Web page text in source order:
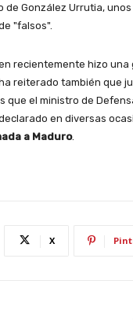
González Urrutia,
"falsos".
recientemente hizo una
reiterado también que
que el ministro de
en diversas
a Maduro.
X